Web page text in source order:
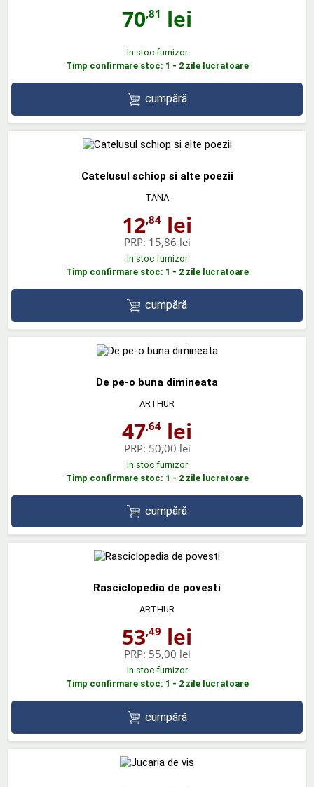
70,81 lei
In stoc furnizor
Timp confirmare stoc: 1 - 2 zile lucratoare
cumpără
Catelusul schiop si alte poezii
TANA
12,84 lei
PRP: 15,86 lei
In stoc furnizor
Timp confirmare stoc: 1 - 2 zile lucratoare
cumpără
De pe-o buna dimineata
ARTHUR
47,64 lei
PRP: 50,00 lei
In stoc furnizor
Timp confirmare stoc: 1 - 2 zile lucratoare
cumpără
Rasciclopedia de povesti
ARTHUR
53,49 lei
PRP: 55,00 lei
In stoc furnizor
Timp confirmare stoc: 1 - 2 zile lucratoare
cumpără